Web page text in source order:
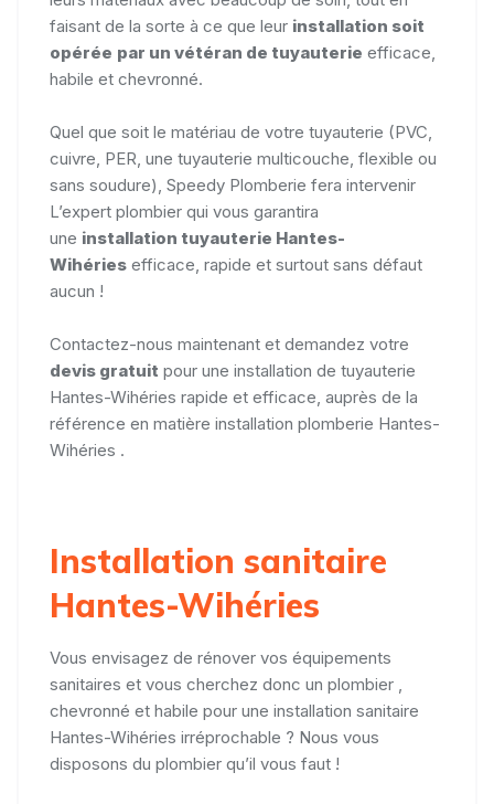
faisant de la sorte à ce que leur installation soit
opérée par un vétéran de tuyauterie efficace,
habile et chevronné.
Quel que soit le matériau de votre tuyauterie (PVC,
cuivre, PER, une tuyauterie multicouche, flexible ou
sans soudure), Speedy Plomberie fera intervenir
L’expert plombier qui vous garantira
une installation tuyauterie Hantes-
Wihéries efficace, rapide et surtout sans défaut
aucun !
Contactez-nous maintenant et demandez votre
devis gratuit pour une installation de tuyauterie
Hantes-Wihéries rapide et efficace, auprès de la
référence en matière installation plomberie Hantes-
Wihéries .
Installation sanitaire
Hantes-Wihéries
Vous envisagez de rénover vos équipements
sanitaires et vous cherchez donc un plombier ,
chevronné et habile pour une installation sanitaire
Hantes-Wihéries irréprochable ? Nous vous
disposons du plombier qu’il vous faut !